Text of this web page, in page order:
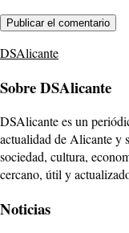
DSAlicante
Sobre DSAlicante
DSAlicante es un
actualidad de Alicante y
sociedad, cultura,
cercano, útil y
Noticias